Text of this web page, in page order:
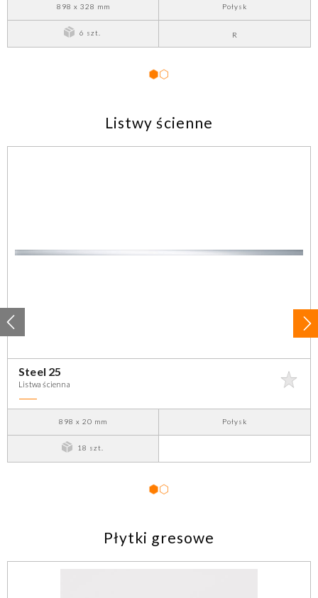
898 x 328 mm Połysk
6 szt. R
Listwy ścienne
Steel 25
Listwa ścienna
898 x 20 mm Połysk
18 szt.
Płytki gresowe